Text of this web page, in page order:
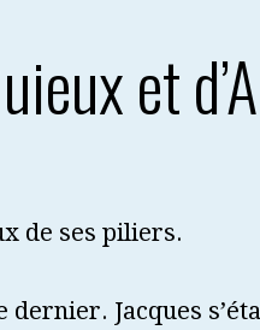
et
de ses piliers.
dernier. Jacques